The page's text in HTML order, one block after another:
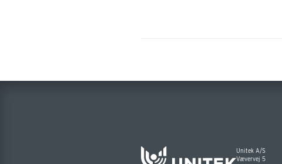
Unitek A/S
Vævervej 5